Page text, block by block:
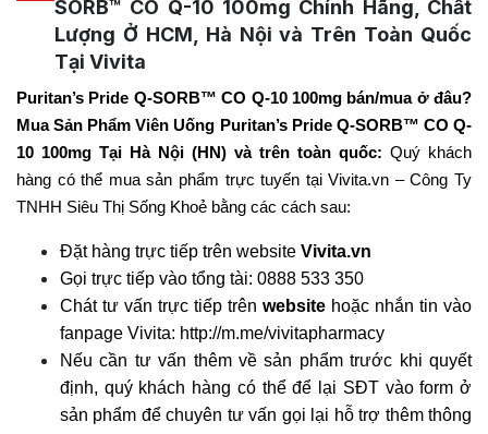
SORB™ CO Q-10 100mg Chính Hãng, Chất
Lượng Ở HCM, Hà Nội và Trên Toàn Quốc
Tại Vivita
Puritan’s Pride Q-SORB™ CO Q-10 100mg bán/mua ở đâu?
Mua Sản Phẩm Viên Uống Puritan’s Pride Q-SORB™ CO Q-
10 100mg Tại Hà Nội (HN) và trên toàn quốc: Quý khách
hàng có thể mua sản phẩm trực tuyến tại Vivita.vn – Công Ty
TNHH Siêu Thị Sống Khoẻ bằng các cách sau:
Đặt hàng trực tiếp trên website Vivita.vn
Gọi trực tiếp vào tổng tài: 0888 533 350
Chát tư vấn trực tiếp trên website hoặc nhắn tin vào
fanpage Vivita: http://m.me/vivitapharmacy
Nếu cần tư vấn thêm về sản phẩm trước khi quyết
định, quý khách hàng có thể để lại SĐT vào form ở
sản phẩm để chuyên tư vấn gọi lại hỗ trợ thêm thông